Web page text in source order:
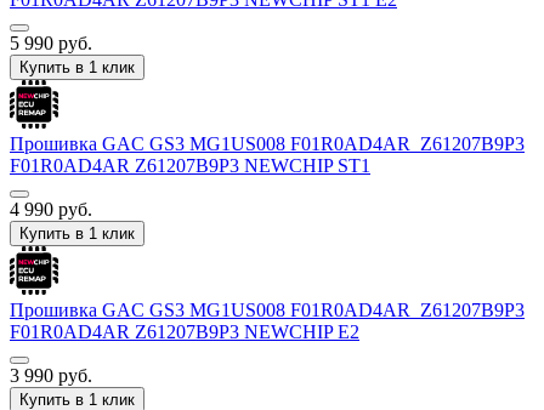
5 990 руб.
Купить в 1 клик
Прошивка GAC GS3 MG1US008 F01R0AD4AR_Z61207B9P3
F01R0AD4AR Z61207B9P3 NEWCHIP ST1
4 990 руб.
Купить в 1 клик
Прошивка GAC GS3 MG1US008 F01R0AD4AR_Z61207B9P3
F01R0AD4AR Z61207B9P3 NEWCHIP E2
3 990 руб.
Купить в 1 клик